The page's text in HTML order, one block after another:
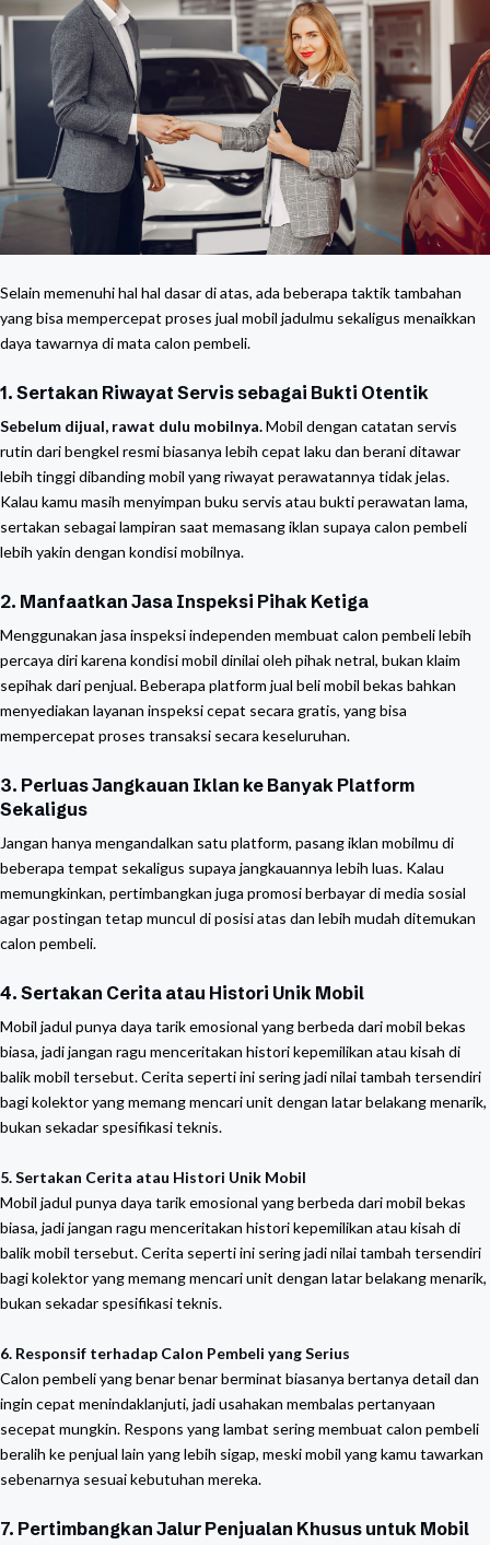
Selain memenuhi hal hal dasar di atas, ada beberapa taktik tambahan
yang bisa mempercepat proses jual mobil jadulmu sekaligus menaikkan
daya tawarnya di mata calon pembeli.
1. Sertakan Riwayat Servis sebagai Bukti Otentik
Sebelum dijual, rawat dulu mobilnya.Mobil dengan catatan servis
rutin dari bengkel resmi biasanya lebih cepat laku dan berani ditawar
lebih tinggi dibanding mobil yang riwayat perawatannya tidak jelas.
Kalau kamu masih menyimpan buku servis atau bukti perawatan lama,
sertakan sebagai lampiran saat memasang iklan supaya calon pembeli
lebih yakin dengan kondisi mobilnya.
2. Manfaatkan Jasa Inspeksi Pihak Ketiga
Menggunakan jasa inspeksi independen membuat calon pembeli lebih
percaya diri karena kondisi mobil dinilai oleh pihak netral, bukan klaim
sepihak dari penjual. Beberapa platform jual beli mobil bekas bahkan
menyediakan layanan inspeksi cepat secara gratis, yang bisa
mempercepat proses transaksi secara keseluruhan.
3. Perluas Jangkauan Iklan ke Banyak Platform
Sekaligus
Jangan hanya mengandalkan satu platform, pasang iklan mobilmu di
beberapa tempat sekaligus supaya jangkauannya lebih luas. Kalau
memungkinkan, pertimbangkan juga promosi berbayar di media sosial
agar postingan tetap muncul di posisi atas dan lebih mudah ditemukan
calon pembeli.
4. Sertakan Cerita atau Histori Unik Mobil
Mobil jadul punya daya tarik emosional yang berbeda dari mobil bekas
biasa, jadi jangan ragu menceritakan histori kepemilikan atau kisah di
balik mobil tersebut. Cerita seperti ini sering jadi nilai tambah tersendiri
bagi kolektor yang memang mencari unit dengan latar belakang menarik,
bukan sekadar spesifikasi teknis.
5.Sertakan Cerita atau Histori Unik Mobil
Mobil jadul punya daya tarik emosional yang berbeda dari mobil bekas
biasa, jadi jangan ragu menceritakan histori kepemilikan atau kisah di
balik mobil tersebut. Cerita seperti ini sering jadi nilai tambah tersendiri
bagi kolektor yang memang mencari unit dengan latar belakang menarik,
bukan sekadar spesifikasi teknis.
6. Responsif terhadap Calon Pembeli yang Serius
Calon pembeli yang benar benar berminat biasanya bertanya detail dan
ingin cepat menindaklanjuti, jadi usahakan membalas pertanyaan
secepat mungkin. Respons yang lambat sering membuat calon pembeli
beralih ke penjual lain yang lebih sigap, meski mobil yang kamu tawarkan
sebenarnya sesuai kebutuhan mereka.
7. Pertimbangkan Jalur Penjualan Khusus untuk Mobil